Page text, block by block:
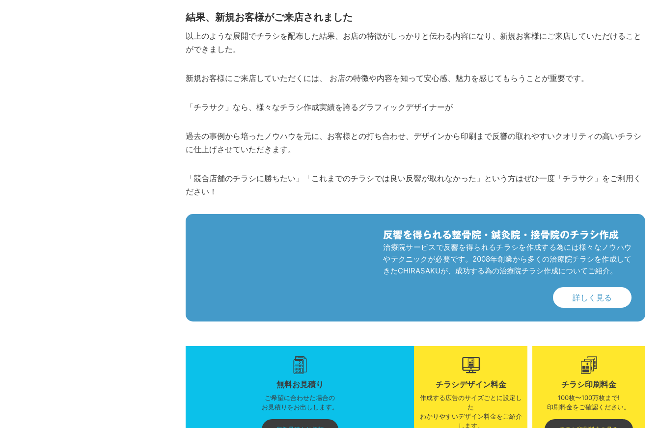
結果、新規お客様がご来店されました
以上のような展開でチラシを配布した結果、お店の特徴がしっかりと伝わる内容になり、新規お客様にご来店していただけること
ができました。
新規お客様にご来店していただくには、 お店の特徴や内容を知って安心感、魅力を感じてもらうことが重要です。
「チラサク」なら、様々なチラシ作成実績を誇るグラフィックデザイナーが
過去の事例から培ったノウハウを元に、お客様との打ち合わせ、デザインから印刷まで反響の取れやすいクオリティの高いチラシ
に仕上げさせていただきます。
「競合店舗のチラシに勝ちたい」「これまでのチラシでは良い反響が取れなかった」という方はぜひ一度「チラサク」をご利用く
ださい！
反響を得られる整骨院・鍼灸院・接骨院のチラシ作成
治療院サービスで反響を得られるチラシを作成する為には様々なノウハウ
やテクニックが必要です。2008年創業から多くの治療院チラシを作成して
きたCHIRASAKUが、成功する為の治療院チラシ作成についてご紹介。
詳しく見る
無料お見積り
ご希望に合わせた場合の
お見積りをお出しします。
チラシデザイン料金
作成する広告のサイズごとに設定し
た
わかりやすいデザイン料金をご紹介
します。​​
チラシ印刷料金
100枚〜100万枚まで!
印刷料金をご確認ください。​